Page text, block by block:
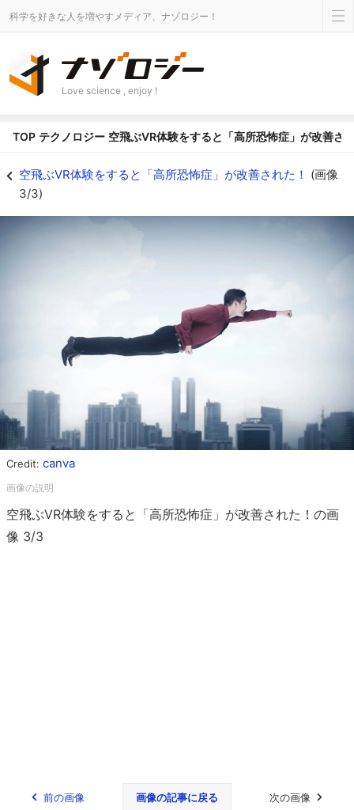
科学を好きな人を増やすメディア、ナゾロジー！
Love science , enjoy !
TOP テクノロジー 空飛ぶVR体験をすると「高所恐怖症」が改善さ
空飛ぶVR体験をすると「高所恐怖症」が改善された！ (画像
3/3)
Credit: canva
空飛ぶVR体験をすると「高所恐怖症」が改善された！の画
像 3/3
前の画像 画像の記事に戻る 次の画像